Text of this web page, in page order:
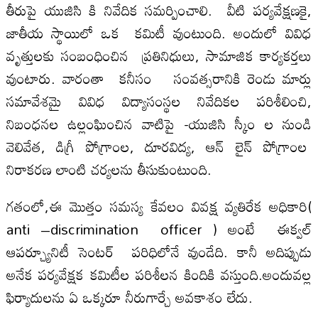
తీరుపై యుజిసి కి నివేదిక సమర్పించాలి. వీటి పర్యవేక్షణకై,
జాతీయ స్థాయిలో ఒక కమిటీ వుంటుంది. అందులో వివిధ
వృత్తులకు సంబంధించిన ప్రతినిధులు, సామాజిక కార్యకర్తలు
వుంటారు. వారంతా కనీసం సంవత్సరానికి రెండు మార్లు
సమావేశమై వివిధ విద్యాసంస్థల నివేదికల పరిశీలించి,
నిబంధ‌నల ఉల్లంఘించిన వాటిపై -యుజిసి స్కీం ల నుండి
వెలివేత, డిగ్రీ పోగ్రాంల, దూరవిద్య, ఆన్ లైన్ పోగ్రాంల
నిరాకరణ లాంటి చర్యలను తీసుకుంటుంది.
గతంలో,ఈ మొత్తం సమస్య కేవలం వివక్ష వ్యతిరేక అధికారి(
anti –discrimination officer ) అంటే ఈక్వల్
ఆపర్చ్యూనిటీ సెంటర్ పరిధిలోనే వుండేది. కానీ అదిప్పుడు
అనేక పర్యవేక్షక కమిటీల పరిశీలన కిందికి వస్తుంది.అందువల్ల
ఫిర్యాదులను ఏ ఒక్కరూ నీరుగార్చే అవకాశం లేదు.